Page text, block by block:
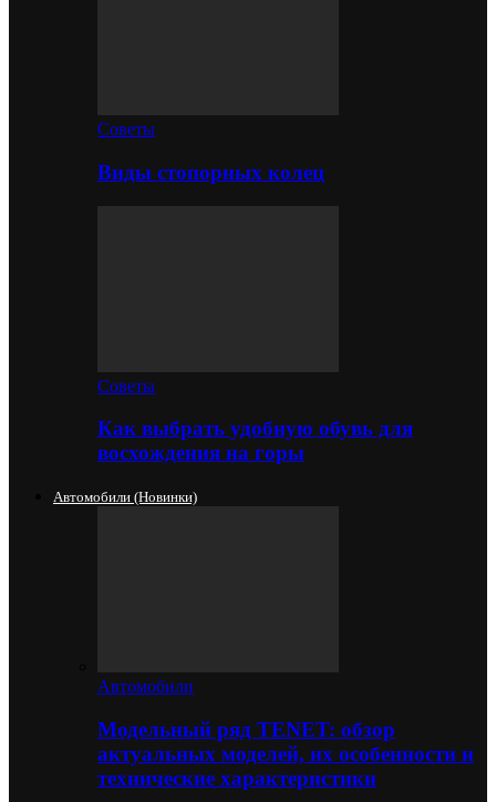
Советы
Виды стопорных колец
Советы
Как выбрать удобную обувь для
восхождения на горы
Автомобили (новинки)
Автомобили
Модельный ряд TENET: обзор
актуальных моделей, их особенности и
технические характеристики